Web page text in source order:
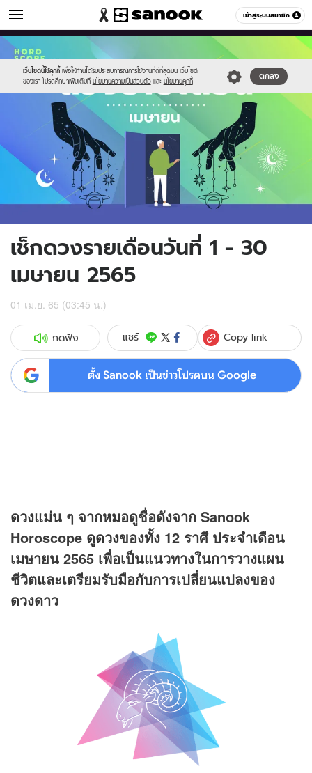
เข้าสู่ระบบสมาชิก
ดูดวง หมวดอื่นๆ
เว็บไซต์นี้ใช้คุกกี้ เพื่อให้ท่านได้รับประสบการณ์การใช้งานที่ดีที่สุดบน เว็บไซต์
ของเรา โปรดศึกษาเพิ่มเติมที่ นโยบายความเป็นส่วนตัว และ นโยบายคุกกี้
ตกลง
Sanook
//s.isanook.com/sr/0/images/logo-
new-
sanook.png
600
60
//s.isanook.com/ho/0/ud/45/226377/horo-
05.jpg
เช็กดวงรายเดือนวันที่ 1 - 30
เมษายน 2565
01 เม.ย. 65 (03:45 น.)
กดฟัง แชร์ Copy link
ตั้ง Sanook เป็นข่าวโปรดบน Google
ดวงแม่น ๆ จากหมอดูชื่อดังจาก Sanook
Horoscope ดูดวงของทั้ง 12 ราศี ประจำเดือน
เมษายน 2565 เพื่อเป็นแนวทางในการวางแผน
ชีวิตและเตรียมรับมือกับการเปลี่ยนแปลงของ
ดวงดาว